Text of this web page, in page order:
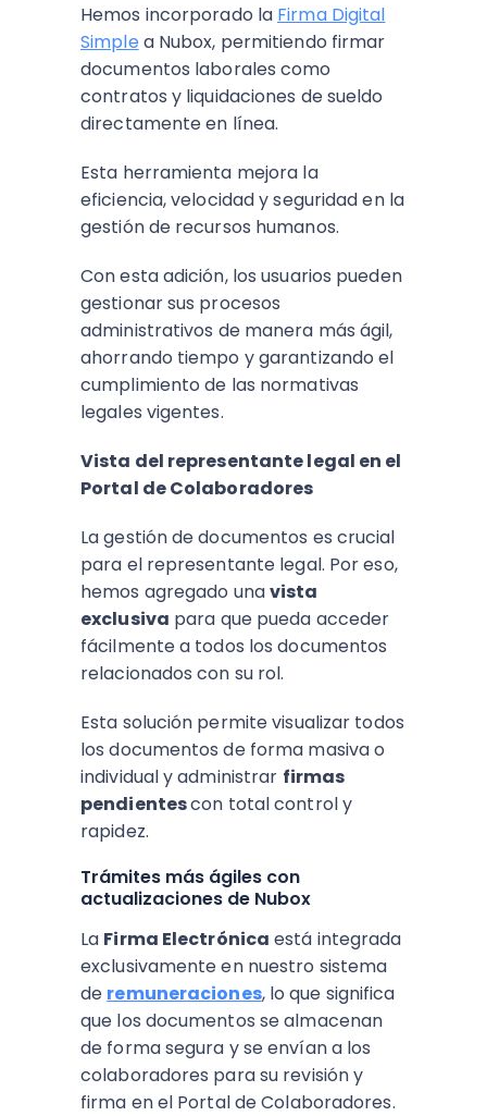
Hemos incorporado la Firma Digital
Simple a Nubox, permitiendo firmar
documentos laborales como
contratos y liquidaciones de sueldo
directamente en línea.
Esta herramienta mejora la
eficiencia, velocidad y seguridad en la
gestión de recursos humanos.
Con esta adición, los usuarios pueden
gestionar sus procesos
administrativos de manera más ágil,
ahorrando tiempo y garantizando el
cumplimiento de las normativas
legales vigentes.
Vista del representante legal en el
Portal de Colaboradores
La gestión de documentos es crucial
para el representante legal. Por eso,
hemos agregado unavista
exclusiva para que pueda acceder
fácilmente a todos los documentos
relacionados con su rol.
Esta solución permite visualizar todos
los documentos de forma masiva o
individual y administrar firmas
pendientescon total control y
rapidez.
Trámites más ágiles con
actualizaciones de Nubox
La Firma Electrónica está integrada
exclusivamente en nuestro sistema
de remuneraciones, lo que significa
que los documentos se almacenan
de forma segura y se envían a los
colaboradores para su revisión y
firma en el Portal de Colaboradores.